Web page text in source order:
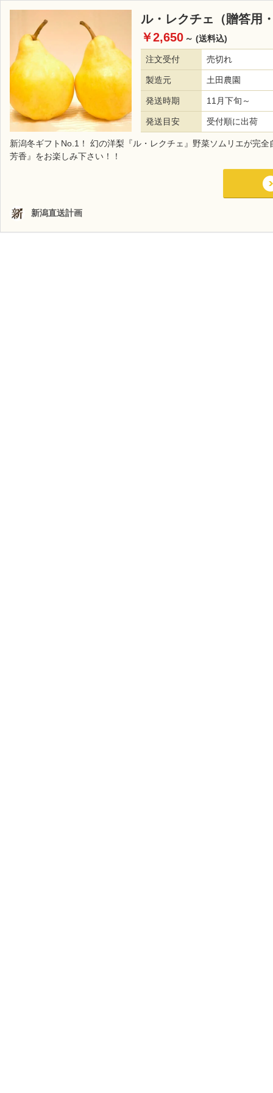
ル・レクチェ（贈答用
￥2,650 ～ (送料込)
注文受付 売切れ
製造元 土田農園
発送時期 11月下旬～
発送目安 受付順に出荷
新潟冬ギフトNo.1！ 幻の洋梨『ル・レクチェ』野菜ソムリエが完
芳香』をお楽しみ下さい！！
新潟直送計画